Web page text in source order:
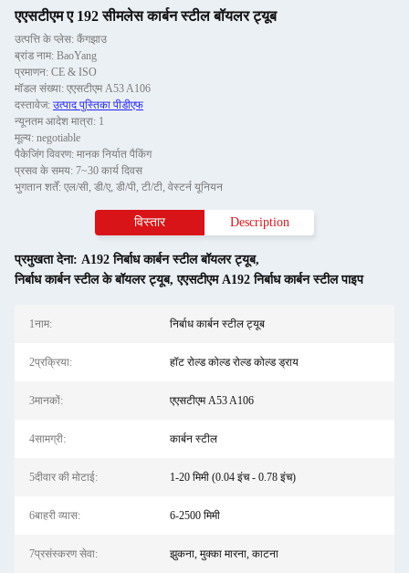
एएसटीएम ए 192 सीमलेस कार्बन स्टील बॉयलर ट्यूब
उत्पत्ति के प्लेस: कैंगझाउ
ब्रांड नाम: BaoYang
प्रमाणन: CE & ISO
मॉडल संख्या: एएसटीएम A53 A106
दस्तावेज: उत्पाद पुस्तिका पीडीएफ
न्यूनतम आदेश मात्रा: 1
मूल्य: negotiable
पैकेजिंग विवरण: मानक निर्यात पैकिंग
प्रसव के समय: 7~30 कार्य दिवस
भुगतान शर्तें: एल/सी, डी/ए, डी/पी, टी/टी, वेस्टर्न यूनियन
विस्तार Description
प्रमुखता देना: A192 निर्बाध कार्बन स्टील बॉयलर ट्यूब,
निर्बाध कार्बन स्टील के बॉयलर ट्यूब,एएसटीएम A192 निर्बाध कार्बन स्टील पाइप
1नाम: निर्बाध कार्बन स्टील ट्यूब
2प्रक्रिया: हॉट रोल्ड कोल्ड रोल्ड कोल्ड ड्राय
3मानकों: एएसटीएम A53 A106
4सामग्री: कार्बन स्टील
5दीवार की मोटाई: 1-20 मिमी (0.04 इंच - 0.78 इंच)
6बाहरी व्यास: 6-2500 मिमी
7प्रसंस्करण सेवा: झुकना, मुक्का मारना, काटना